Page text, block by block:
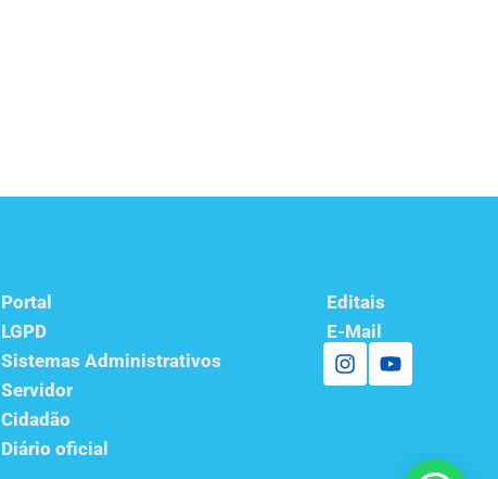
Portal
LGPD
Sistemas Administrativos
Servidor
Cidadão
Diário oficial
Editais
E-Mail